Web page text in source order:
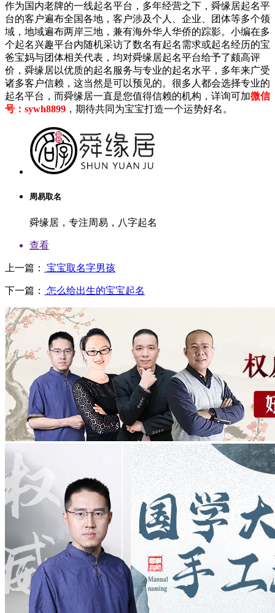
作为国内老牌的一线起名平台，多年经营之下，舜缘居起名平
台的客户遍布全国各地，客户涉及个人、企业、团体等多个领
域，地域遍布两岸三地，兼有海外华人华侨的踪影。小编在多
个起名兴趣平台内随机采访了数名有起名需求或起名经历的宝
爸宝妈与团体相关代表，均对舜缘居起名平台给予了颇高评
价，舜缘居以优质的起名服务与专业的起名水平，多年来广受
诸多客户信赖，这当然是可以预见的。很多人都会选择专业的
起名平台，而舜缘居一直是您值得信赖的机构，详询可加微信
号：sywh8899 ，期待共同为宝宝打造一个运势好名。
周易取名
舜缘居，专注周易，八字起名
查看
上一篇： 宝宝取名字男孩
下一篇： 怎么给出生的宝宝起名